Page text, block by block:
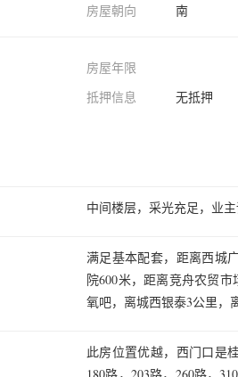
房屋朝向 南
房屋年限
抵押信息
无抵押
中间楼层，采光充足，业
满足基本配套，距离西城
院600米，距离竞舟农贸
氧吧，离城西银泰3公里，
此房位置优越，西门口是
180路，203路，260路，